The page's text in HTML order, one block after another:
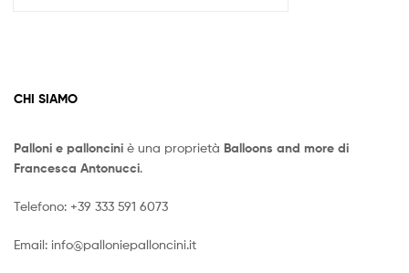
CHI SIAMO
Palloni e palloncini è una proprietà Balloons and more di
Francesca Antonucci.
Telefono: +39 333 591 6073
Email: info@palloniepalloncini.it